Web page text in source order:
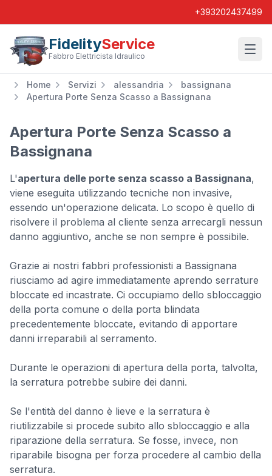
+393202437499
FidelityService
Fabbro Elettricista Idraulico
Home Servizi alessandria
bassignana
Apertura Porte Senza Scasso a Bassignana
Apertura Porte Senza Scasso a
Bassignana
L'apertura delle porte senza scasso a Bassignana,
viene eseguita utilizzando tecniche non invasive,
essendo un'operazione delicata. Lo scopo è quello di
risolvere il problema al cliente senza arrecargli nessun
danno aggiuntivo, anche se non sempre è possibile.
Grazie ai nostri fabbri professionisti a Bassignana
riusciamo ad agire immediatamente aprendo serrature
bloccate ed incastrate. Ci occupiamo dello sbloccaggio
della porta comune o della porta blindata
precedentemente bloccate, evitando di apportare
danni irreparabili al serramento.
Durante le operazioni di apertura della porta, talvolta,
la serratura potrebbe subire dei danni.
Se l'entità del danno è lieve e la serratura è
riutilizzabile si procede subito allo sbloccaggio e alla
riparazione della serratura. Se fosse, invece, non
riparabile bisogna per forza procedere al cambio della
serratura.